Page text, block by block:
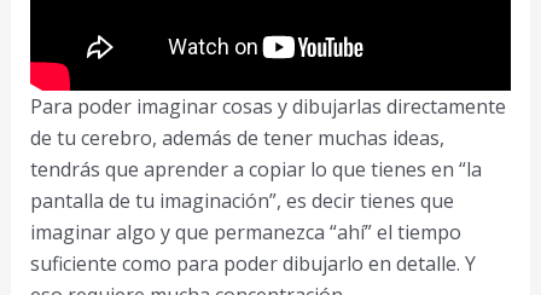
Para poder imaginar cosas y dibujarlas directamente
de tu cerebro, además de tener muchas ideas,
tendrás que aprender a copiar lo que tienes en “la
pantalla de tu imaginación”, es decir tienes que
imaginar algo y que permanezca “ahí” el tiempo
suficiente como para poder dibujarlo en detalle. Y